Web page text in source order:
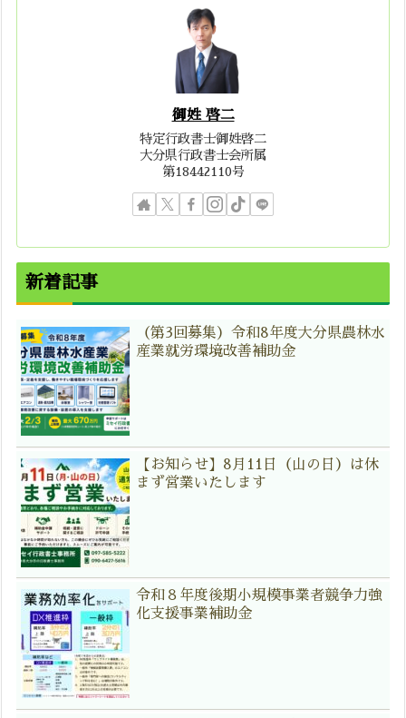
御姓 啓二
特定行政書士御姓啓二
大分県行政書士会所属
第18442110号
新着記事
（第3回募集）令和8年度大分県農林水
産業就労環境改善補助金
【お知らせ】8月11日（山の日）は休
まず営業いたします
令和８年度後期小規模事業者競争力強
化支援事業補助金